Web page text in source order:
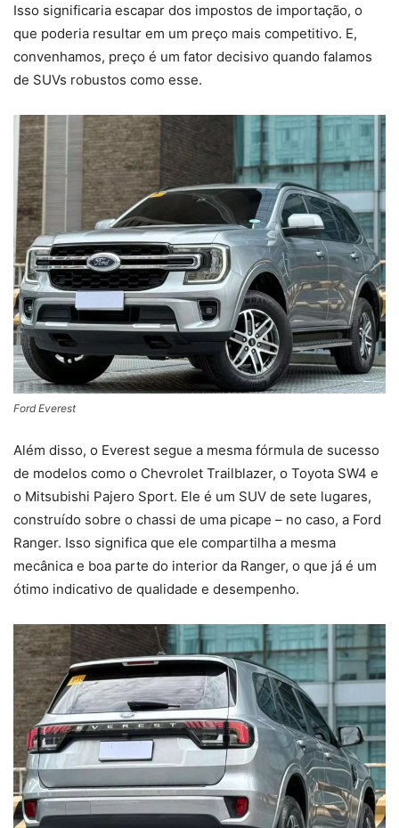
Isso significaria escapar dos impostos de importação, o
que poderia resultar em um preço mais competitivo. E,
convenhamos, preço é um fator decisivo quando falamos
de SUVs robustos como esse.
Ford Everest
Além disso, o Everest segue a mesma fórmula de sucesso
de modelos como o Chevrolet Trailblazer, o Toyota SW4 e
o Mitsubishi Pajero Sport. Ele é um SUV de sete lugares,
construído sobre o chassi de uma picape – no caso, a Ford
Ranger. Isso significa que ele compartilha a mesma
mecânica e boa parte do interior da Ranger, o que já é um
ótimo indicativo de qualidade e desempenho.